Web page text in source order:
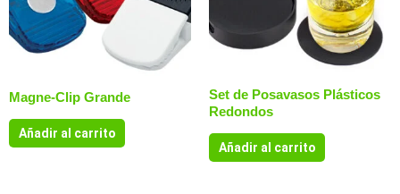
Magne-Clip Grande
Añadir al carrito
Set de Posavasos Plásticos
Redondos
Añadir al carrito